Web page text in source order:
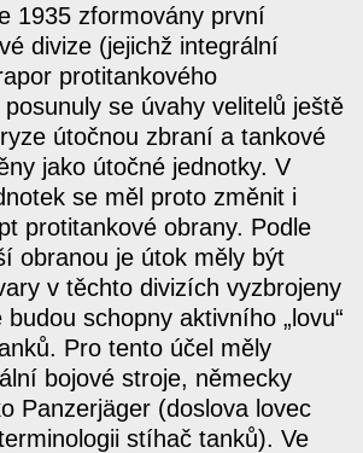
1935 zformovány první
divize (jejichž integrální
protitankového
se úvahy velitelů ještě
útočnou zbraní a tankové
jako útočné jednotky. V
se měl proto změnit i
protitankové obrany. Podle
obranou je útok měly být
v těchto divizích vyzbrojeny
schopny aktivního „lovu“
Pro tento účel měly
bojové stroje, německy
Panzerjäger (doslova lovec
stíhač tanků). Ve